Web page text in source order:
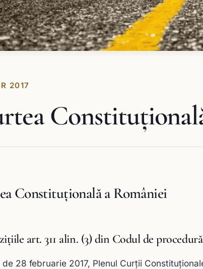
2017
Constituţională a României
art. 311 alin. (3) din Codul de
de 28 februarie 2017, Plenul Curții